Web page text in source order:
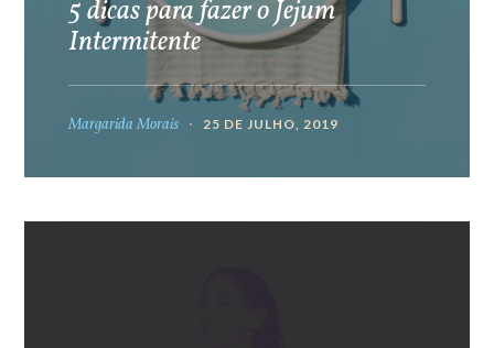
5 dicas para fazer o Jejum
Intermitente
Margarida Morais 25 DE JULHO, 2019